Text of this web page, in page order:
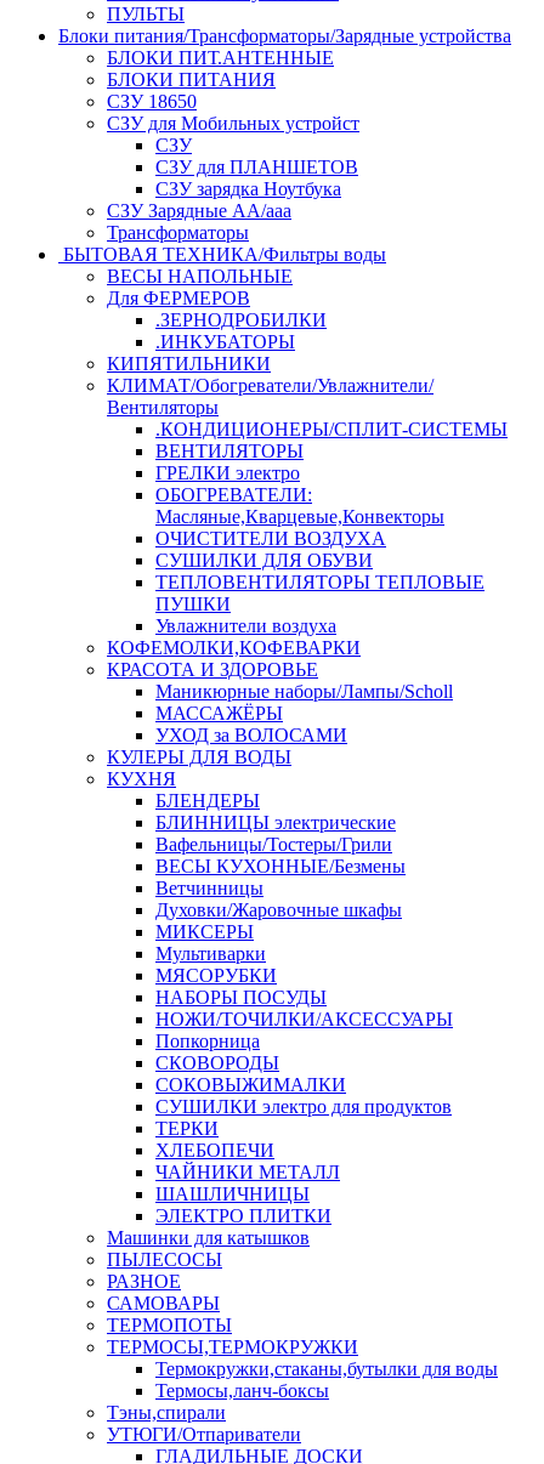
ПУЛЬТЫ
Блоки питания/Трансформаторы/Зарядные устройства
БЛОКИ ПИТ.АНТЕННЫЕ
БЛОКИ ПИТАНИЯ
СЗУ 18650
СЗУ для Мобильных устройст
СЗУ
СЗУ для ПЛАНШЕТОВ
СЗУ зарядка Ноутбука
СЗУ Зарядные АА/ааа
Трансформаторы
БЫТОВАЯ ТЕХНИКА/Фильтры воды
ВЕСЫ НАПОЛЬНЫЕ
Для ФЕРМЕРОВ
.ЗЕРНОДРОБИЛКИ
.ИНКУБАТОРЫ
КИПЯТИЛЬНИКИ
КЛИМАТ/Обогреватели/Увлажнители/
Вентиляторы
.КОНДИЦИОНЕРЫ/СПЛИТ-СИСТЕМЫ
ВЕНТИЛЯТОРЫ
ГРЕЛКИ электро
ОБОГРЕВАТЕЛИ:
Масляные,Кварцевые,Конвекторы
ОЧИСТИТЕЛИ ВОЗДУХА
СУШИЛКИ ДЛЯ ОБУВИ
ТЕПЛОВЕНТИЛЯТОРЫ ТЕПЛОВЫЕ
ПУШКИ
Увлажнители воздуха
КОФЕМОЛКИ,КОФЕВАРКИ
КРАСОТА И ЗДОРОВЬЕ
Маникюрные наборы/Лампы/Scholl
МАССАЖЁРЫ
УХОД за ВОЛОСАМИ
КУЛЕРЫ ДЛЯ ВОДЫ
КУХНЯ
БЛЕНДЕРЫ
БЛИННИЦЫ электрические
Вафельницы/Тостеры/Грили
ВЕСЫ КУХОННЫЕ/Безмены
Ветчинницы
Духовки/Жаровочные шкафы
МИКСЕРЫ
Мультиварки
МЯСОРУБКИ
НАБОРЫ ПОСУДЫ
НОЖИ/ТОЧИЛКИ/АКСЕССУАРЫ
Попкорница
СКОВОРОДЫ
СОКОВЫЖИМАЛКИ
СУШИЛКИ электро для продуктов
ТЕРКИ
ХЛЕБОПЕЧИ
ЧАЙНИКИ МЕТАЛЛ
ШАШЛИЧНИЦЫ
ЭЛЕКТРО ПЛИТКИ
Машинки для катышков
ПЫЛЕСОСЫ
РАЗНОЕ
САМОВАРЫ
ТЕРМОПОТЫ
ТЕРМОСЫ,ТЕРМОКРУЖКИ
Термокружки,стаканы,бутылки для воды
Термосы,ланч-боксы
Тэны,спирали
УТЮГИ/Отпариватели
ГЛАДИЛЬНЫЕ ДОСКИ